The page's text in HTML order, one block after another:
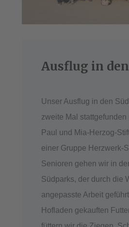
Ausflug in
Unser Ausflug in den
zweite Mal
Paul und Mia-Herzog-
einer Gruppe Herzwerk-
Senioren gehen wir in
Südparks, der durch die
angepasste Arbeit
Hofladen gekauften